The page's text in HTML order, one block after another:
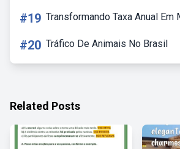
#19 Transformando Taxa Anual Em
#20 Tráfico De Animais No Brasil
Related Posts